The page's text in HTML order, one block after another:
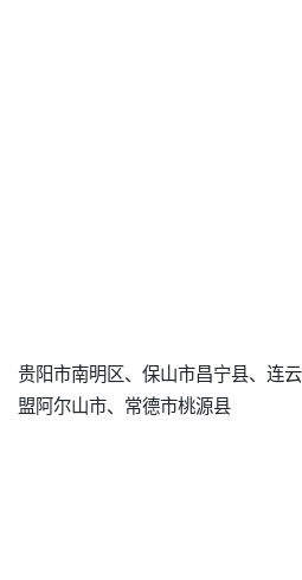
贵阳市南明区、保山市昌宁县、连
盟阿尔山市、常德市桃源县